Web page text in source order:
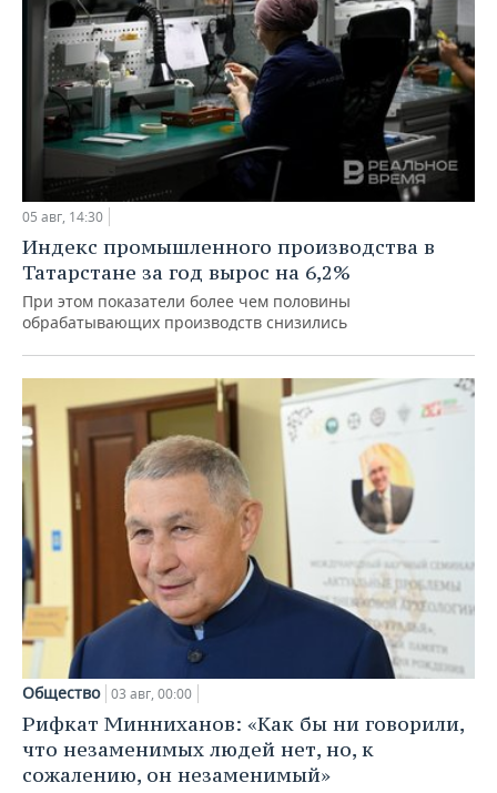
05 авг, 14:30
Индекс промышленного производства в
Татарстане за год вырос на 6,2%
При этом показатели более чем половины
обрабатывающих производств снизились
Общество 03 авг, 00:00
Рифкат Минниханов: «Как бы ни говорили,
что незаменимых людей нет, но, к
сожалению, он незаменимый»